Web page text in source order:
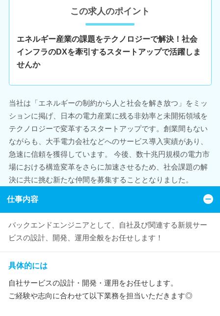
この求人のポイント
エネルギー産業の課題をテクノロジーで解決！社会
インフラのDXを牽引するスタートアップで活躍しま
せんか
当社は「エネルギーの制約から人と社会を解き放つ」をミッ
ションに掲げ、日本の電力産業に残る非効率と未開拓領域を
テクノロジーで変革するスタートアップです。創業間もない
ながらも、大手電力会社などへのサービス導入実績があり、
急速に信頼を獲得しています。 今後、数十兆円規模の電力市
場における構造変革をさらに加速させるため、社会課題の解
決に共に挑む新たな仲間を募集することとなりました。
仕事内容
バックエンドエンジニアとして、自社及び関連する新規サー
ビスの設計、開発、運用全般をお任せします！
具体的には
自社サービスの設計・開発・運用をお任せします。
ご経験や志向に合わせて以下業務を担当いただきます◎